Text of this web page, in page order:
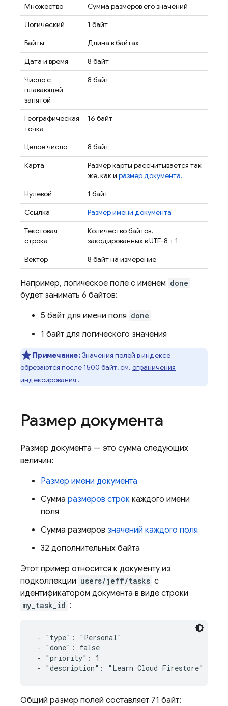
Множество
Сумма размеров его значений
Логический
1 байт
Байты
Длина в байтах
Дата и время
8 байт
Число с
плавающей
запятой
8 байт
Географическая
точка
16 байт
Целое число
8 байт
Карта
Размер карты рассчитывается так
же, как и размер документа.
Нулевой
1 байт
Ссылка
Размер имени документа
Текстовая
строка
Количество байтов,
закодированных в UTF-8 + 1
Вектор
8 байт на измерение
Например, логическое поле с именем done
будет занимать 6 байтов:
5 байт для имени поля done
1 байт для логического значения
Примечание:Значения полей в индексе
обрезаются после 1500 байт, см. ограничения
индексирования .
Размер документа
Размер документа — это сумма следующих
величин:
Размер имени документа
Сумма размеров строк каждого имени
поля
Сумма размеров значений каждого поля
32 дополнительных байта
Этот пример относится к документу из
подколлекции users/jeff/tasks с
идентификатором документа в виде строки
my_task_id :
- "type": "Personal"
- "done": false
- "priority": 1
- "description": "Learn Cloud Firestore"
Общий размер полей составляет 71 байт: